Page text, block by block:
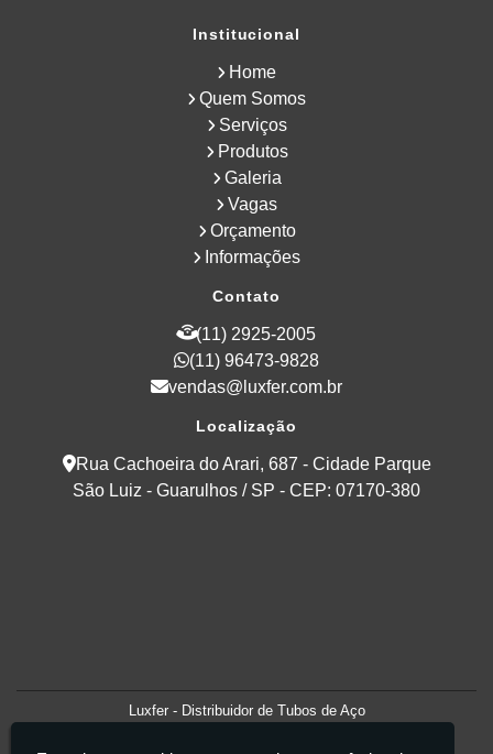
Institucional
Home
Quem Somos
Serviços
Produtos
Galeria
Vagas
Orçamento
Informações
Contato
(11) 2925-2005
(11) 96473-9828
vendas@luxfer.com.br
Localização
Rua Cachoeira do Arari, 687 - Cidade Parque
São Luiz - Guarulhos / SP - CEP: 07170-380
Luxfer - Distribuidor de Tubos de Aço